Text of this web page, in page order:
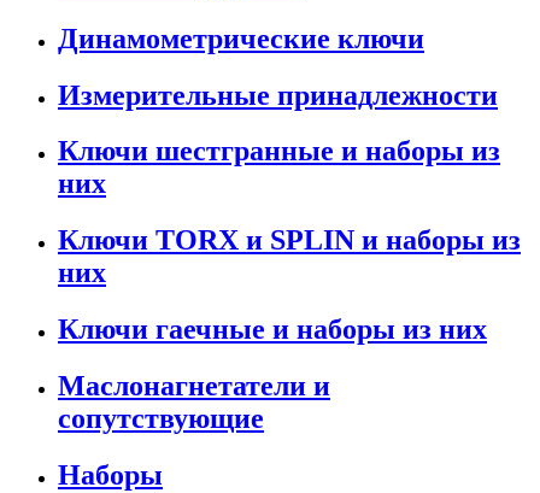
Динамометрические ключи
Измерительные принадлежности
Ключи шестгранные и наборы из
них
Ключи TORX и SPLIN и наборы из
них
Ключи гаечные и наборы из них
Маслонагнетатели и
сопутствующие
Наборы